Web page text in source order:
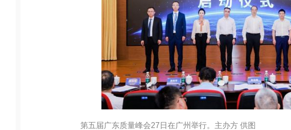
第五届广东质量峰会27日在广州举行。主办方 供图